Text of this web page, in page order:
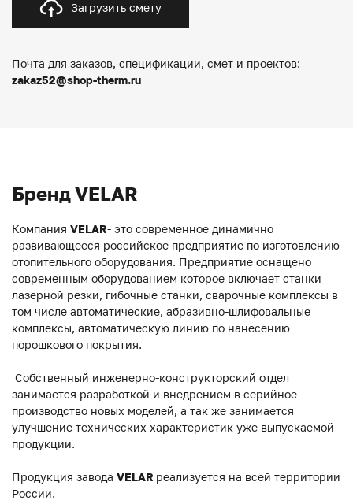
Загрузить смету
Почта для заказов, спецификации, смет и проектов:
zakaz52@shop-therm.ru
Бренд VELAR
Компания VELAR- это современное динамично
развивающееся российское предприятие по изготовлению
отопительного оборудования. Предприятие оснащено
современным оборудованием которое включает станки
лазерной резки, гибочные станки, сварочные комплексы в
том числе автоматические, абразивно-шлифовальные
комплексы, автоматическую линию по нанесению
порошкового покрытия.
Собственный инженерно-конструкторский отдел
занимается разработкой и внедрением в серийное
производство новых моделей, а так же занимается
улучшение технических характеристик уже выпускаемой
продукции.
Продукция завода VELAR реализуется на всей территории
России.